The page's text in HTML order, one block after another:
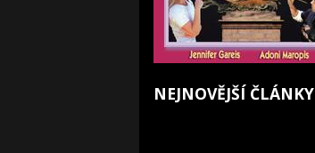
NEJNOVĚJŠÍ ČLÁNKY